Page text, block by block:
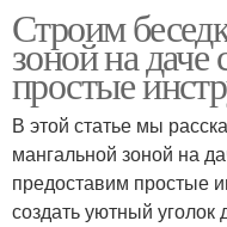
Строим
зоной на
простые
В этой статье мы
мангальной зоной на
предоставим простые
создать уютный уголок